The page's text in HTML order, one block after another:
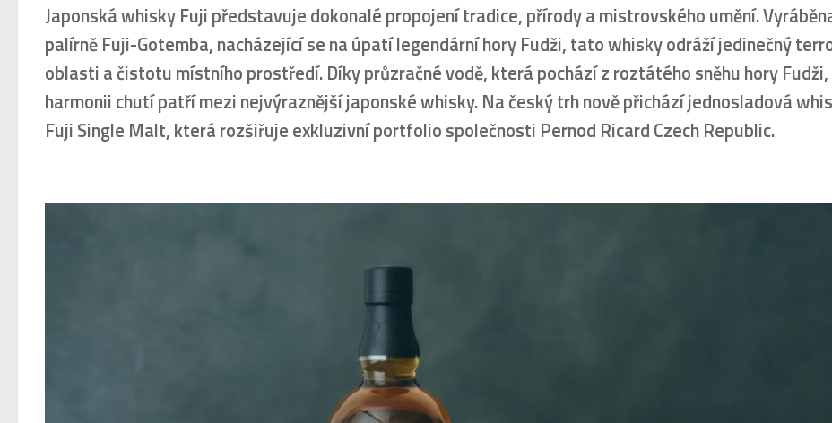
Japonská whisky Fuji představuje dokonalé propojení tradice, přírody a mistrovského umění.
palírně Fuji-Gotemba, nacházející se na úpatí legendární hory Fudži, tato whisky odráží jedinečný
oblasti a čistotu místního prostředí. Díky průzračné vodě, která pochází z roztátého sněhu hory Fudži,
harmonii chutí patří mezi nejvýraznější japonské whisky. Na český trh nově přichází jednosladová
Fuji Single Malt, která rozšiřuje exkluzivní portfolio společnosti Pernod Ricard Czech Republic.